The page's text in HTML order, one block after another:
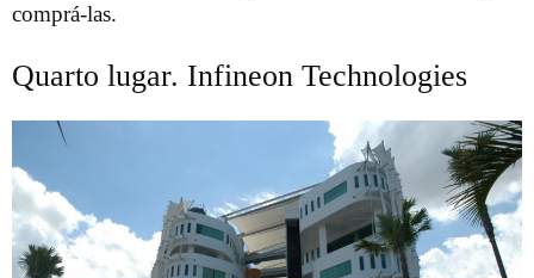
comprá-las.
Quarto lugar. Infineon Technologies